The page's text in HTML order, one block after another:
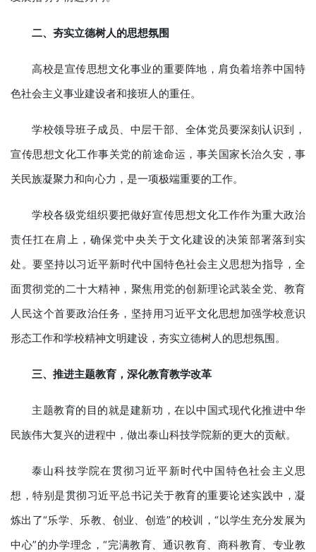
二、 夯实立德树人的思想氛围
高校是宣传思想文化事业的重要阵地，肩负着培养中国特
色社会主义事业建设者和接班人的重任。
学校领导班子成员、中层干部、全体党员要深刻认识到，
宣传思想文化工作事关党的前途命运，事关国家长治久安，事
关民族凝聚力和向心力，是一项极端重要的工作。
学校各级党组织要把做好宣传思想文化工作作为重大政治
责任扛在肩上，确保党中央关于文化建设的决策部署落到实
处。要坚持以习近平新时代中国特色社会主义思想为指导，全
面贯彻党的二十大精神，聚焦用党的创新理论武装全党、教育
人民这个首要政治任务，坚持用习近平文化思想加强学校意识
形态工作和学校精神文明建设，夯实立德树人的思想氛围。
三、推进主题教育，深化教育教学改革
主题教育的目的就是建新功，在以中国式现代化推进中华
民族伟大复兴的进程中，做出泰山科技学院新的更大的贡献。
泰山科技学院在贯彻习近平新时代中国特色社会主义思
想，特别是贯彻习近平总书记关于教育的重要论述实践中，凝
炼出了“乐学、乐教、创业、创造”的校训，“以学生充分发展为
中心”的办学理念，“完满教育、通识教育、商科教育、专业教